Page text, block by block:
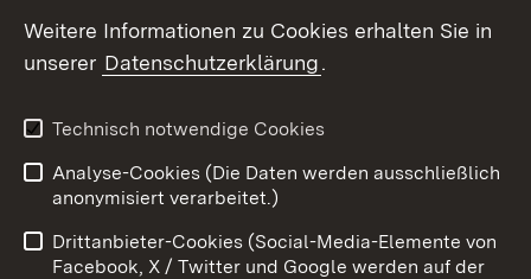
Social Wall
X / Twitter
Youtube
Benutzungshinweise
Barrierefreiheit
Weitere Informationen zu Cookies erhalten Sie in
unserer Datenschutzerklärung.
Technisch notwendige Cookies
Analyse-Cookies (Die Daten werden ausschließlich
anonymisiert verarbeitet.)
Drittanbieter-Cookies (Social-Media-Elemente von
Facebook, X / Twitter und Google werden auf der